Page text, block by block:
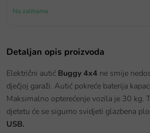
Na zalihama
Detaljan opis proizvoda
Električni autić Buggy 4x4 ne smije
dječjoj garaži. Autić pokreće baterija
Maksimalno opterećenje vozila je 30 kg.
djetetu će se sigurno svidjeti glazbena
USB.